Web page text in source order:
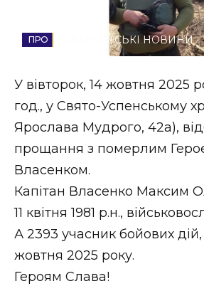
Втрачений Ужгород
Втрачений Ужгород
ЗАКАРПАТСЬКІ
НОВИНИ ЗАХІДНОЇ
ЗАКАРПАТСЬКІ НОВИНИ
У вівторок, 14 жовтня 2025
год., у Свято-Успенському
Ярослава Мудрого, 42а),
прощання з померлим
Власенком.
Капітан Власенко Максим
11 квітня 1981 р.н.,
А 2393 учасник бойових
жовтня 2025 року.
Героям Слава!